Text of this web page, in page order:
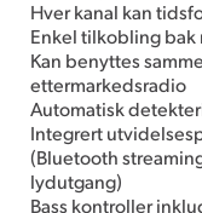
Hver kanal kan
Enkel tilkobling
Kan benyttes
ettermarkedsradio
Automatisk
Integrert
(Bluetooth
lydutgang)
Bass kontroller